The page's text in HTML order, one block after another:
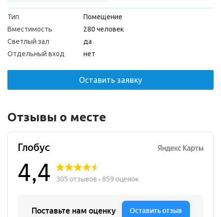
Тип
Помещение
Вместимость
280 человек
Светлый зал
да
Отдельный вход
нет
Оставить заявку
Отзывы о месте